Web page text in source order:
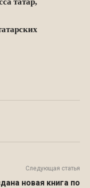
Следующая статья
новая книга по